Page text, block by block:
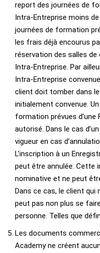
report des journées de
Intra-Entreprise moins
journées de formation
les frais déjà encourus
réservation des salles
Intra-Entreprise. Par
Intra-Entreprise
client doit tomber dans
initialement convenue.
formation prévues
autorisé. Dans le cas
vigueur en cas
L’inscription à un
peut être annulée. Cette
nominative et ne peut
Dans ce cas, le client
peut pas non plus se
personne. Telles que
Les documents
Academy ne créent